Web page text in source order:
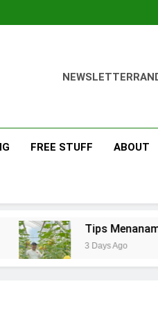
NEWSLETTER
FREE STUFF ABOUT
Tips Menanam Melon
3 Days Ago